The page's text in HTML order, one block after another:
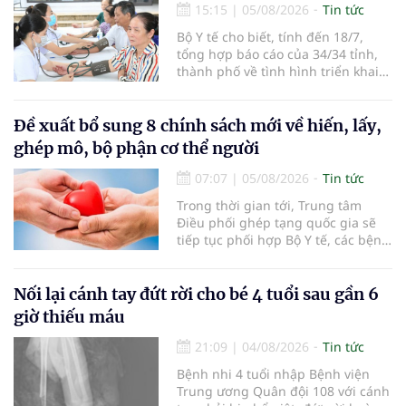
15:15 | 05/08/2026
Tin tức
Bộ Y tế cho biết, tính đến 18/7,
tổng hợp báo cáo của 34/34 tỉnh,
thành phố về tình hình triển khai
nhận 32.286.360 người, chiếm gần
30% dân số cả nước đã được khám
sức khỏe định kỳ năm nay.
Đề xuất bổ sung 8 chính sách mới về hiến, lấy,
ghép mô, bộ phận cơ thể người
07:07 | 05/08/2026
Tin tức
Trong thời gian tới, Trung tâm
Điều phối ghép tạng quốc gia sẽ
tiếp tục phối hợp Bộ Y tế, các bệnh
cường truyền thông, hoàn thiện
quy trình chuyên môn và hệ thống
hiến và ghép mô tạng.
Nối lại cánh tay đứt rời cho bé 4 tuổi sau gần 6
giờ thiếu máu
21:09 | 04/08/2026
Tin tức
Bệnh nhi 4 tuổi nhập Bệnh viện
Trung ương Quân đội 108 với cánh